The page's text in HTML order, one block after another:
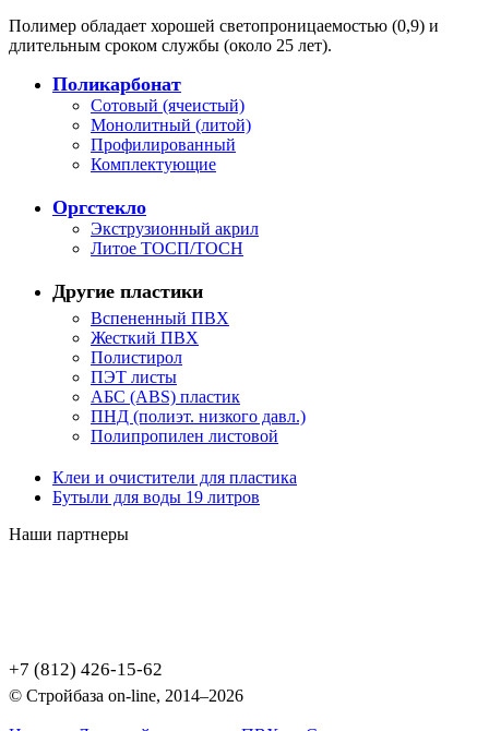
Полимер обладает хорошей светопроницаемостью (0,9) и
длительным сроком службы (около 25 лет).
Поликарбонат
Сотовый (ячеистый)
Монолитный (литой)
Профилированный
Комплектующие
Оргстекло
Экструзионный акрил
Литое ТОСП/ТОСН
Другие пластики
Вспененный ПВХ
Жесткий ПВХ
Полистирол
ПЭТ листы
АБС (ABS) пластик
ПНД (полиэт. низкого давл.)
Полипропилен листовой
Клеи и очистители для пластика
Бутыли для воды 19 литров
Наши партнеры
+7 (812) 426-15-62
© Стройбаза on-line, 2014–2026